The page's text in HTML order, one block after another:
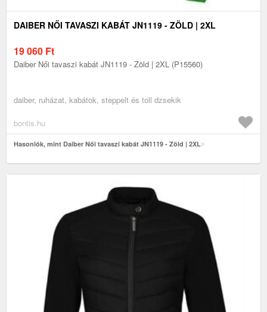
DAIBER NŐI TAVASZI KABÁT JN1119 - ZÖLD | 2XL
19 060 Ft
Daiber Női tavaszi kabát JN1119 - Zöld | 2XL (P15560)
daiber, ruházat, kabátok, steppelt és toll dzsekik
bontis.hu
Hasonlók, mint Daiber Női tavaszi kabát JN1119 - Zöld | 2XL